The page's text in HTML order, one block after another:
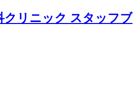
クリニック スタッフブ